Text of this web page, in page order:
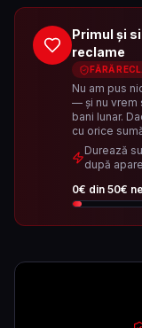
Primul și
reclame
FĂRĂ
Nu am pus
— și nu vrem
bani lunar.
cu orice
Durează
după
0€ din 50€